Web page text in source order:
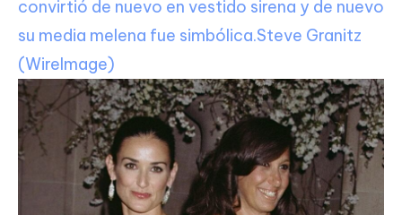
convirtió de nuevo en vestido sirena y de nuevo
su media melena fue simbólica.Steve Granitz
(WireImage)